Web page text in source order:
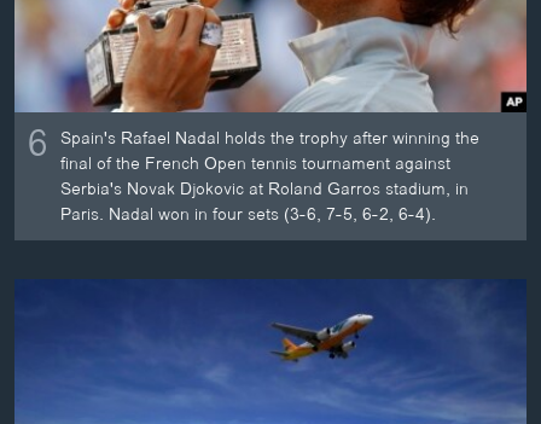
6 Spain's Rafael Nadal holds the trophy after winning the
final of the French Open tennis tournament against
Serbia's Novak Djokovic at Roland Garros stadium, in
Paris. Nadal won in four sets (3-6, 7-5, 6-2, 6-4).